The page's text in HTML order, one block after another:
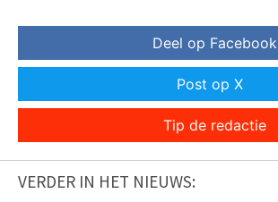
Deel op Facebook
Post op X
Tip de redactie
VERDER IN HET NIEUWS: